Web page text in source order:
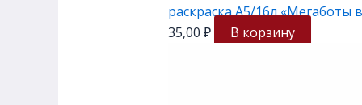
раскраска А5/16л «Мегаботы
35,00 ₽ В корзину